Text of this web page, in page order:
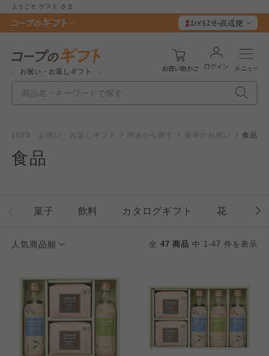
ようこそ ゲスト さま
お祝い・お返しギフト
2023 お祝い・お返しギフト 用途から探す 長寿のお祝い 食品
食品
菓子 飲料 カタログギフト 花 石
人気商品順 全 47 商品 中 1-47 件を表示